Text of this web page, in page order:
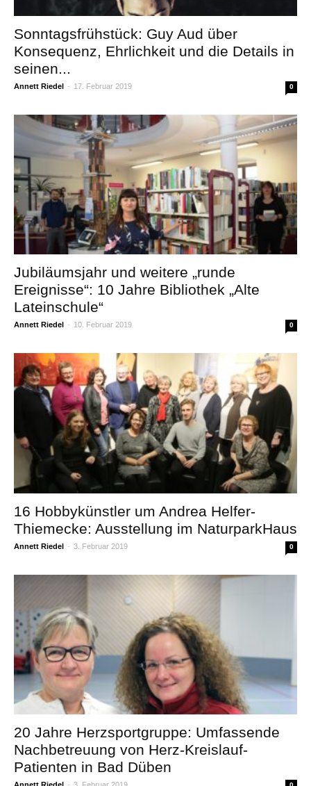
Sonntagsfrühstück: Guy Aud über
Konsequenz, Ehrlichkeit und die Details in
seinen...
Annett Riedel - 17. Februar 2019 0
Jubiläumsjahr und weitere „runde
Ereignisse“: 10 Jahre Bibliothek „Alte
Lateinschule“
Annett Riedel - 10. Februar 2019 0
16 Hobbykünstler um Andrea Helfer-
Thiemecke: Ausstellung im NaturparkHaus
Annett Riedel - 3. Februar 2019 0
20 Jahre Herzsportgruppe: Umfassende
Nachbetreuung von Herz-Kreislauf-
Patienten in Bad Düben